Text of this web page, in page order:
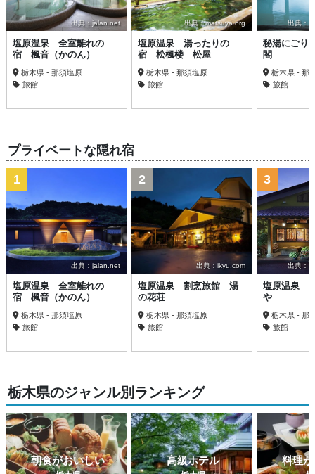
出典：jalan.net
塩原温泉 全室離れの
宿 楓音（かのん）
栃木県 - 那須塩原
旅館
出典：matsuya.org
塩原温泉 湯ったりの
宿 松楓楼 松屋
栃木県 - 那須塩原
旅館
出典：
秘湯にごり
閣
栃木県 - 那
旅館
プライベートな隠れ宿
出典：jalan.net
1
塩原温泉 全室離れの
宿 楓音（かのん）
栃木県 - 那須塩原
旅館
出典：ikyu.com
2
塩原温泉 割烹旅館 湯
の花荘
栃木県 - 那須塩原
旅館
出典：
3
塩原温泉
や
栃木県 - 那
旅館
栃木県のジャンル別ランキング
朝食がおいしい 高級ホテル 料理